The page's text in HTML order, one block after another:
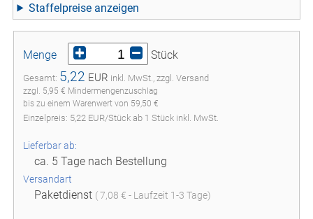
Staffelpreise
Menge Stück
Gesamt: 5,22 EUR inkl. MwSt., zzgl. Versand
zzgl. 5,95 € Mindermengenzuschlag
bis zu einem Warenwert von 59,50 €
Einzelpreis: 5,22EUR/Stückab 1 Stück inkl. MwSt.
Lieferbar ab:
ca. 5 Tage nach Bestellung
Versandart
Paketdienst ( 7,08 € - Laufzeit 1-3 Tage)